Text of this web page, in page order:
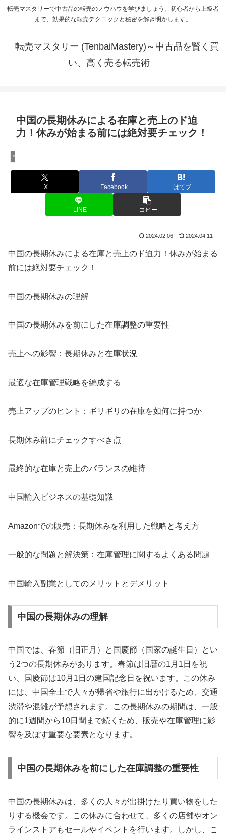
転売マスタリーで中古品の転売のノウハウを学びましょう。初心者から上級者
まで、効果的な転売テクニックと秘密を解き明かします。
転売マスタリー (TenbaiMastery)～中古品を賢く買
い、高く売る転売術
中国の長期休みによる在庫と売上のド迫
力！休みが始まる前には絶対要チェック！
中国輸入のノウハウ
X Facebook はてブ
LINE コピー
2024.02.06 2024.04.11
中国の長期休みによる在庫と売上のド迫力！休みが始まる
前には絶対要チェック！
中国の長期休みの理解
中国の長期休みを前にした在庫調整の重要性
売上への影響：長期休みと在庫状況
最適な在庫管理戦略を編成する
売上アップのヒント：ギリギリの在庫を如何に持つか
長期休み前にチェックすべき点
最終的な在庫と売上のバランスの維持
中国輸入ビジネスの基礎知識
Amazonでの販売：長期休みを利用した戦略と考え方
一般的な問題と解決策：在庫管理に関するよくある問題
中国輸入副業としてのメリットとデメリット
中国の長期休みの理解
中国では、春節（旧正月）と国慶節（国家の誕生日）とい
う2つの長期休みがあります。春節は旧暦の1月1日を祝
い、国慶節は10月1日の建国記念日を祝います。この休み
には、中国全土で人々が帰省や旅行に出かけるため、交通
渋滞や混雑が予想されます。この長期休みの期間は、一般
的に1週間から10日間まで続くため、販売や在庫管理に影
響を及ぼす重要な要素となります。
中国の長期休みを前にした在庫調整の重要性
中国の長期休みは、多くの人々が出掛けたり買い物をした
りする機会です。この休みに合わせて、多くの店舗やオン
ラインストアもセールやイベントを行います。しかし、こ